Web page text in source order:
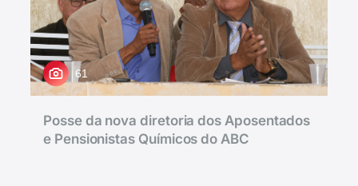
61
Posse da nova diretoria dos Aposentados
e Pensionistas Químicos do ABC